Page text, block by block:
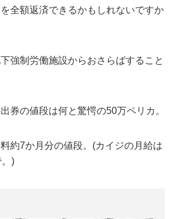
全額返済できるかもしれないですか
強制労働施設からおさらばすること
券の値段は何と驚愕の50万ペリカ。
約7か月分の値段。(カイジの月給は
)